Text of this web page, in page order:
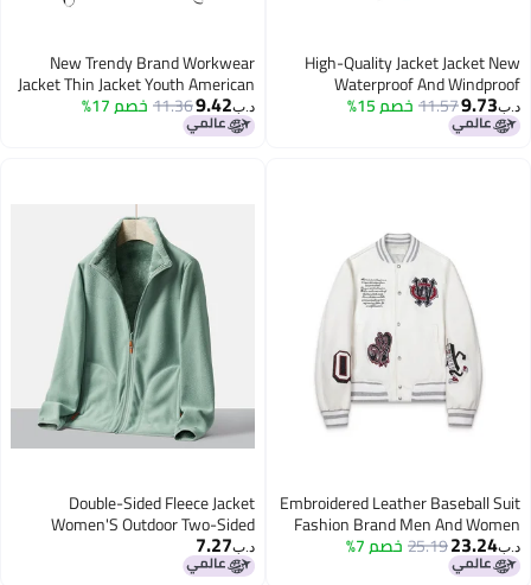
High-Quality Jacket Jacket
Waterproof And
Outdoor Jacket Men'S
Women'S Hooded
9.73
11.57خصم 15%
New Trendy Brand Workwear
Jacket Thin Jacket Youth American
Multi-Pocket Workwear Jacket
Plus Size Trendy
9.42
11.36خصم 17%
Embroidered Leather Baseball
Fashion Brand Men And
Teenagers Street Fashion23.24
25.19خصم 7%
Double-Sided Fleece Jacket
Women'S Outdoor Two-Sided
Fleece Warm Thickened Fleece
Jacket Men'S Lamb Fleece Jacket
7.27